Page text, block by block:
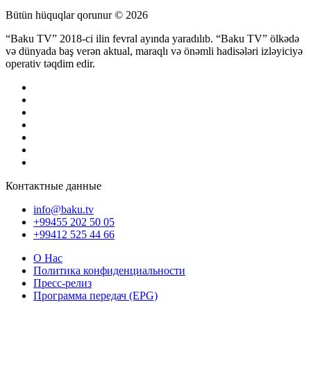
Bütün hüquqlar qorunur © 2026
“Baku TV” 2018-ci ilin fevral ayında yaradılıb. “Baku TV” ölkədə
və dünyada baş verən aktual, maraqlı və önəmli hadisələri izləyiciyə
operativ təqdim edir.
Контактные данные
info@baku.tv
+99455 202 50 05
+99412 525 44 66
О Нас
Политика конфиденциальности
Пресс-релиз
Программа передач (EPG)